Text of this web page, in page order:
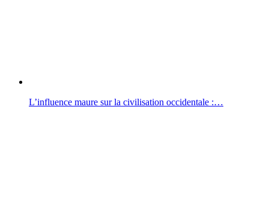
L’influence maure sur la civilisation occidentale :…